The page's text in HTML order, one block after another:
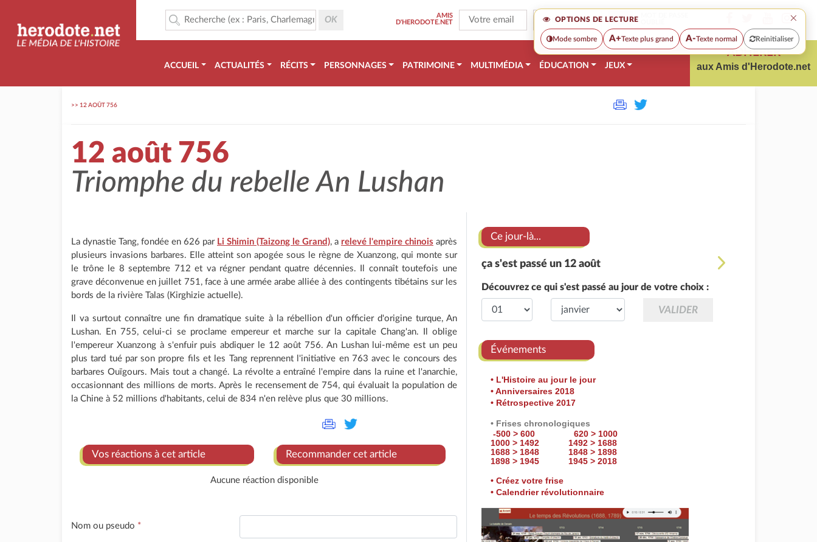
OPTIONS DE LECTURE ×
Mode sombre A+Texte plus grand A-Texte normal Reinitialiser
AMIS
D'HERODOTE.NET
ACCUEIL ACTUALITÉS RÉCITS PERSONNAGES PATRIMOINE MULTIMÉDIA ÉDUCATION JEUX
ADHÉRER
aux Amis d'Herodote.net
>> 12 AOÛT 756
12 août 756
Triomphe du rebelle An Lushan
La dynastie Tang, fondée en 626 par Li Shimin (Taizong le Grand), a relevé l'empire chinois après
plusieurs invasions barbares. Elle atteint son apogée sous le règne de Xuanzong, qui monte sur
le trône le 8 septembre 712 et va régner pendant quatre décennies. Il connaît toutefois une
grave déconvenue en juillet 751, face à une armée arabe alliée à des contingents tibétains sur les
bords de la rivière Talas (Kirghizie actuelle).
Il va surtout connaître une fin dramatique suite à la rébellion d'un officier d'origine turque, An
Lushan. En 755, celui-ci se proclame empereur et marche sur la capitale Chang'an. Il oblige
l'empereur Xuanzong à s'enfuir puis abdiquer le 12 août 756. An Lushan lui-même est un peu
plus tard tué par son propre fils et les Tang reprennent l'initiative en 763 avec le concours des
barbares Ouïgours. Mais tout a changé. La révolte a entraîné l'empire dans la ruine et l'anarchie,
occasionnant des millions de morts. Après le recensement de 754, qui évaluait la population de
la Chine à 52 millions d'habitants, celui de 834 n'en relève plus que 30 millions.
Vos réactions à cet article Recommander cet article
Aucune réaction disponible
Nom ou pseudo *
Ce jour-là...
ça s'est passé un 12 août
Découvrez ce qui s'est passé au jour de votre choix :
Événements
• L'Histoire au jour le jour
• Anniversaires 2018
• Rétrospective 2017
• Frises chronologiques
-500 > 600
620 > 1000
1000 > 1492
1492 > 1688
1688 > 1848
1848 > 1898
1898 > 1945
1945 > 2018
• Créez votre frise
• Calendrier révolutionnaire